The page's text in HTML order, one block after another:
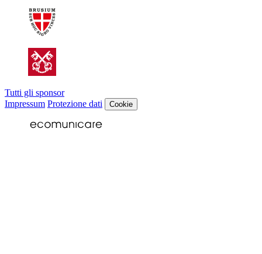
Tutti gli sponsor
Impressum Protezione dati Cookie